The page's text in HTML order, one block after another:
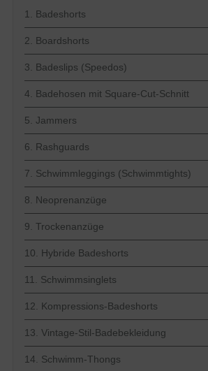
1. Badeshorts
2. Boardshorts
3. Badeslips (Speedos)
4. Badehosen mit Square-Cut-Schnitt
5. Jammers
6. Rashguards
7. Schwimmleggings (Schwimmtights)
8. Neoprenanzüge
9. Trockenanzüge
10. Hybride Badeshorts
11. Schwimmsinglets
12. Kompressions-Badeshorts
13. Vintage-Stil-Badebekleidung
14. Schwimm-Thongs